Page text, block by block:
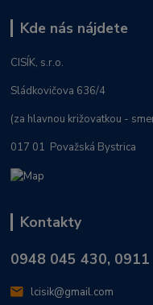
Kde nás nájdete
CISÍK, s.r.o.
Sládkovičova 636/4
(za hlavnou križovatkou -
017 01 Považská Bystrica
Kontakty
0948 045 430,
lcisik@gmail.com